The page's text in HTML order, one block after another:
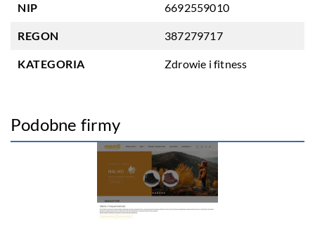
NIP 6692559010
REGON 387279717
KATEGORIA Zdrowie i fitness
Podobne firmy